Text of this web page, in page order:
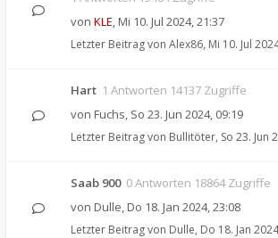
von KLE, Mi 10. Jul 2024, 21:37
Letzter Beitrag von Alex86, Mi 10. Jul
Hart 1 Antworten 14137 Zugriffe
von Fuchs, So 23. Jun 2024, 09:19
Letzter Beitrag von Bullitöter, So 23. Jun
Saab 900 0 Antworten 18864 Zugriffe
von Dulle, Do 18. Jan 2024, 23:08
Letzter Beitrag von Dulle, Do 18. Jan